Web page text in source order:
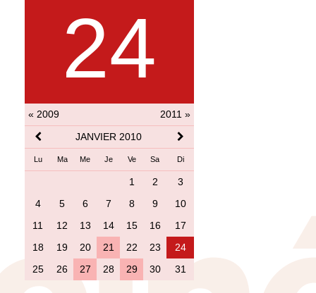
24
« 2009
2011 »
JANVIER 2010
Lu Ma Me Je Ve Sa Di
1 2
3
4
5 6 7 8 9
10
11
12 13 14 15 16
17
18
19 20 21 22 23
24
25
26 27 28 29 30 31